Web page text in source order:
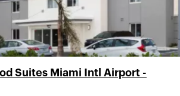
Suites Miami Intl Airport -